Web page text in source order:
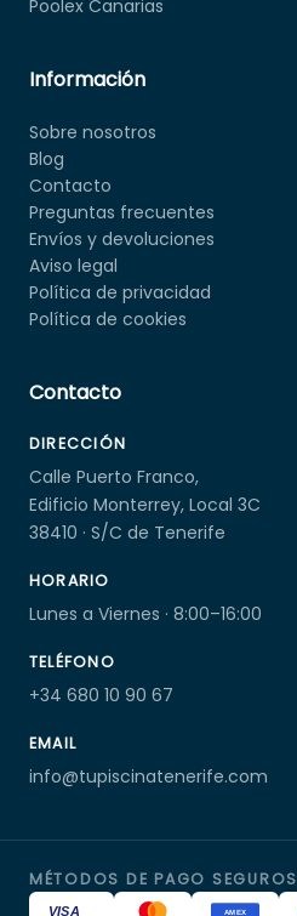
Poolex Canarias
Información
Sobre nosotros
Blog
Contacto
Preguntas frecuentes
Envíos y devoluciones
Aviso legal
Política de privacidad
Política de cookies
Contacto
DIRECCIÓN
Calle Puerto Franco,
Edificio Monterrey, Local 3C
38410 · S/C de Tenerife
HORARIO
Lunes a Viernes · 8:00–16:00
TELÉFONO
+34 680 10 90 67
EMAIL
info@tupiscinatenerife.com
MÉTODOS DE PAGO SEGUROS
VISA AMEX